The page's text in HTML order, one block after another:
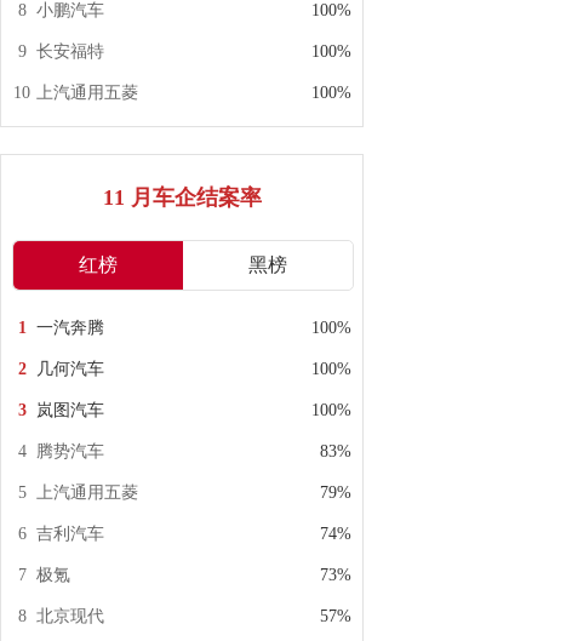
小鹏汽车 100%
长安福特 100%
上汽通用五菱 100%
11 月车企结案率
红榜 黑榜
一汽奔腾 100%
几何汽车 100%
岚图汽车 100%
腾势汽车 83%
上汽通用五菱 79%
吉利汽车 74%
极氪 73%
北京现代 57%